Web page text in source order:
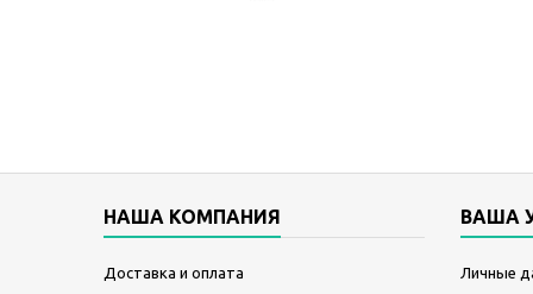
НАША КОМПАНИЯ
Доставка и оплата
ВАША
Личные